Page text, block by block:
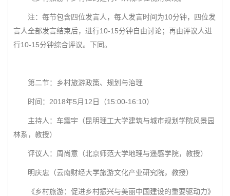
注：每节包含四位发言人，每人发言时间为10分钟，四位发
言人全部发言结束后，进行10-15分钟自由讨论；再由评议人进
行10-15分钟综合评议。下同。
第二节：乡村旅游政策、规划与治理
时间：2018年5月12日（15:00-16:10）
主持人：车震宇（昆明理工大学建筑与城市规划学院风景园
林系，教授）
评议人：周尚意（北京师范大学地理与遥感学院，教授）
明庆忠（云南财经大学旅游文化产业研究院，教授）
《乡村旅游：促进乡村振兴与美丽中国建设的重要驱动力》